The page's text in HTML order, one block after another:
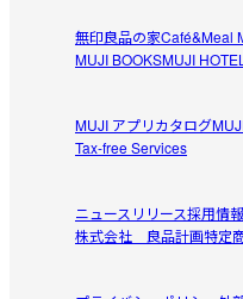
無印良品の家Café&Meal
MUJI BOOKSMUJI HOTEL
MUJI アプリカタログ
Tax-free Services
ニュースリリース採用情報
株式会社 良品計画特定